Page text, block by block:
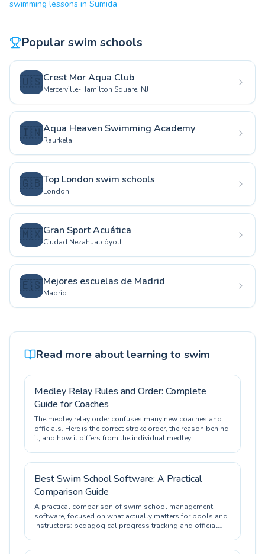
swimming lessons in Sumida
Popular swim schools
🇺🇸Crest Mor Aqua Club
Mercerville-Hamilton Square, NJ
🇮🇳Aqua Heaven Swimming Academy
Raurkela
🇬🇧Top London swim schools
London
🇲🇽Gran Sport Acuática
Ciudad Nezahualcóyotl
🇪🇸Mejores escuelas de Madrid
Madrid
Read more about learning to swim
Medley Relay Rules and Order: Complete
Guide for Coaches
The medley relay order confuses many new coaches and
officials. Here is the correct stroke order, the reason behind
it, and how it differs from the individual medley.
Best Swim School Software: A Practical
Comparison Guide
A practical comparison of swim school management
software, focused on what actually matters for pools and
instructors: pedagogical progress tracking and official